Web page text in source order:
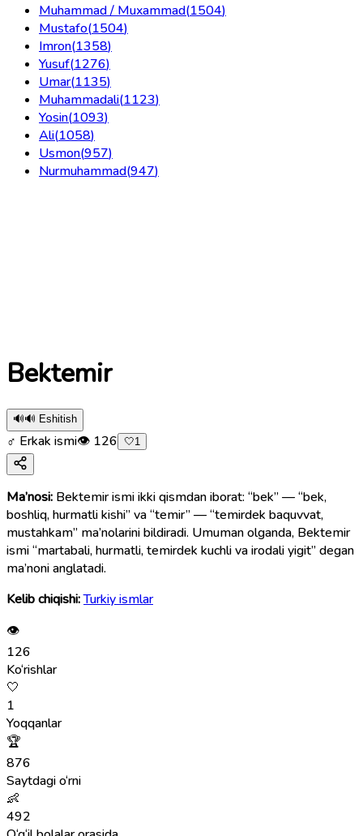
Muhammad / Muxammad(1504)
Mustafo(1504)
Imron(1358)
Yusuf(1276)
Umar(1135)
Muhammadali(1123)
Yosin(1093)
Ali(1058)
Usmon(957)
Nurmuhammad(947)
Bektemir
🔊🔊 Eshitish
♂ Erkak ismi👁 126 🤍1
Ma’nosi: Bektemir ismi ikki qismdan iborat: “bek” — “bek,
boshliq, hurmatli kishi” va “temir” — “temirdek baquvvat,
mustahkam” ma’nolarini bildiradi. Umuman olganda, Bektemir
ismi “martabali, hurmatli, temirdek kuchli va irodali yigit” degan
ma’noni anglatadi.
Kelib chiqishi:Turkiy ismlar
👁
126
Ko‘rishlar
🤍
1
Yoqqanlar
🏆
876
Saytdagi o‘rni
👶
492